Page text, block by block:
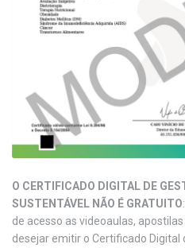
O CERTIFICADO DIGITAL DE
SUSTENTÁVEL NÃO É GRATUITO
de acesso as videoaulas,
desejar emitir o Certificado